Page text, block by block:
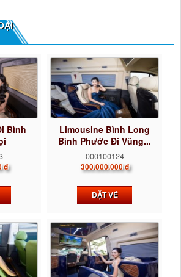
Bình
đ
Limousine Bình Long
Bình Phước Đi Vũng...
000100124
300.000.000 đ
ĐẶT VÉ